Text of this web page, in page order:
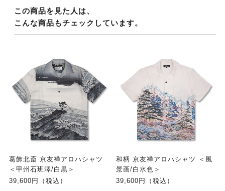
この商品を見た人は、
こんな商品もチェックしています。
葛飾北斎 京友禅アロハシャツ
＜甲州石班澤/白黒＞
39,600円（税込）
和柄 京友禅アロハシャツ ＜風
景画/白水色＞
39,600円（税込）